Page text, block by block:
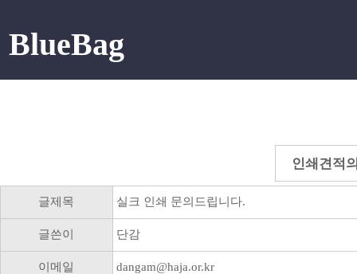
BlueBag
인쇄견적
글제목 실크 인쇄 문의드립니다.
글쓴이 단감
이메일 dangam@haja.or.kr